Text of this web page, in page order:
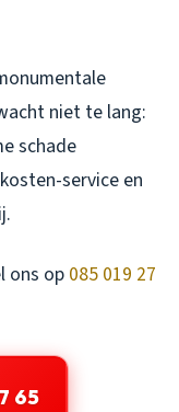
niet te lang:
schade
service en
ons op 085 019 27
65